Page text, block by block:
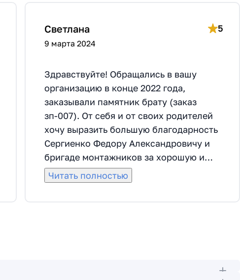
Светлана 5
9 марта 2024
Здравствуйте! Обращались в вашу
организацию в конце 2022 года,
заказывали памятник брату (заказ
зп-007). От себя и от своих родителей
хочу выразить большую благодарность
Сергиенко Федору Александровичу и
бригаде монтажников за хорошую и
качественную работу. Сделали все
красиво, даже раньше срока. Федор
Читать полностью